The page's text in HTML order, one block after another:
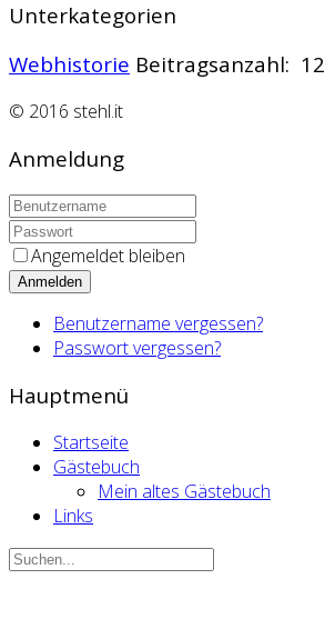
Unterkategorien
Webhistorie Beitragsanzahl: 12
© 2016 stehl.it
Anmeldung
Angemeldet bleiben
Anmelden
Benutzername vergessen?
Passwort vergessen?
Hauptmenü
Startseite
Gästebuch
Mein altes Gästebuch
Links